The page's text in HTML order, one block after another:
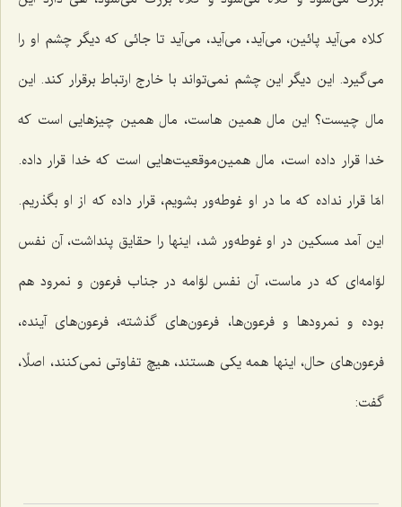
كلاه می‌آید پائین، می‌آید، می‌آید، می‌آید تا جائی كه دیگر چشم او را
می‌گیرد. این دیگر این چشم نمی‌تواند با خارج ارتباط برقرار كند. این
مال چیست؟ این مال همین هاست، مال همین چیزهایی است كه
خدا قرار داده است، مال همین‌موقعیت‌هایی است كه خدا قرار داده.
امّا قرار نداده كه ما در او غوطه‌ور بشویم، قرار داده كه از او بگذریم.
این آمد مسكین در او غوطه‌ور شد، اینها را حقایق پنداشت، آن نفس
لوّامه‌ای كه در ماست، آن نفس لوّامه در جناب فرعون و نمرود هم
بوده و نمرودها و فرعون‌ها، فرعون‌های گذشته، فرعون‌های آینده،
فرعون‌های حال، اینها همه یكی هستند، هیچ تفاوتی نمی‌كنند، اصلًا،
گفت: